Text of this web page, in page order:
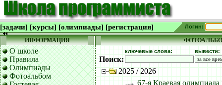
[задачи] [курсы] [олимпиады] [регистрация] Логин:
ИНФОРМАЦИЯ
О школе
Правила
Олимпиады
Фотоальбом
ключевые слова: вывести:
Поиск:
2025 / 2026
67-я Краевая